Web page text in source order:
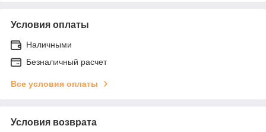
Условия оплаты
Наличными
Безналичный расчет
Все условия оплаты
Условия возврата